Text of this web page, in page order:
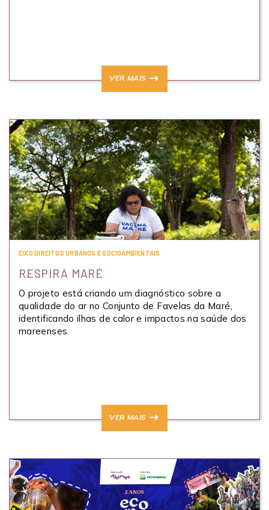
VER MAIS
EIXO DIREITOS URBANOS E SOCIOAMBIENTAIS
RESPIRA MARÉ
O projeto está criando um diagnóstico sobre a
qualidade do ar no Conjunto de Favelas da Maré,
identificando ilhas de calor e impactos na saúde dos
mareenses.
VER MAIS